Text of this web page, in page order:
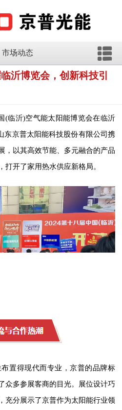
市场动态
沂博览会，创新科技引
(临沂)空气能太阳能博览会在临沂
东京普太阳能科技股份有限公司携
，以其高效节能、多元融合的产品
打开了家用热水供应新格局。
布置得现代而专业，京普的品牌标
众多参展客商的目光。 展位设计巧
充分展示了京普作为太阳能行业领